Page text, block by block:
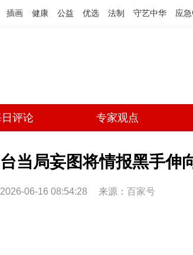
插画 健康 公益 优选 法制 守艺中华 应
评论 专家观点
台当局妄图将情报黑手伸
2026-06-16 08:54:28 来源： 百家号